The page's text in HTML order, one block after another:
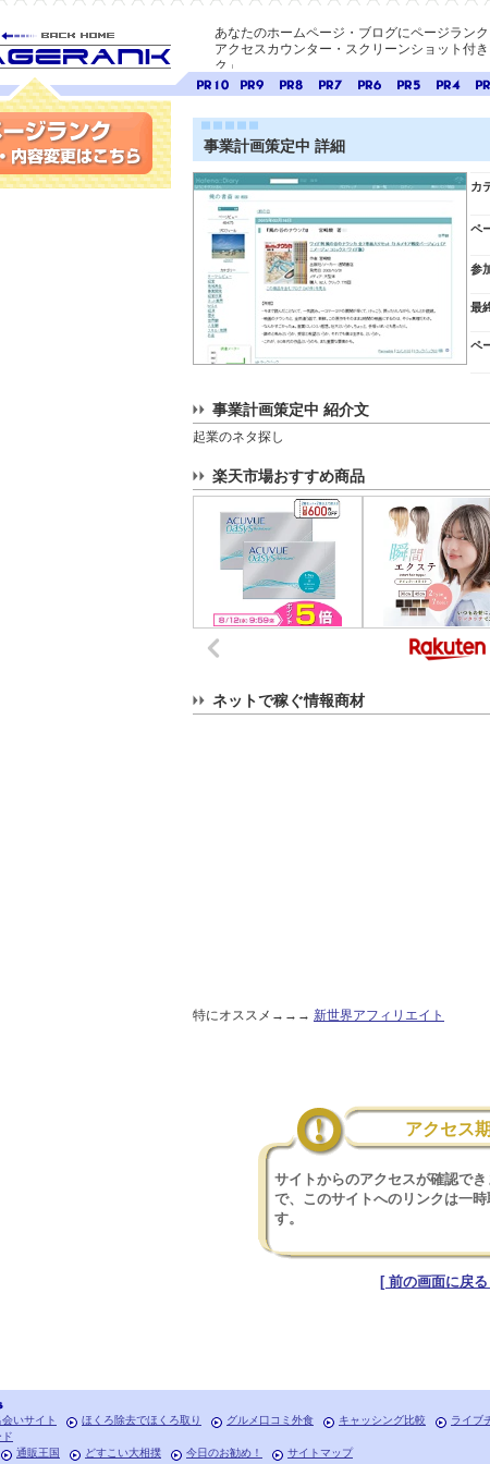
に E-ページ
あなたのホームページ・ブログにページランク
アクセスカウンター・スクリーンショット付
ク」
ランク
10
ランク
9
ランクランクランクランクランクラ
事業計画策定中 詳細
カ
ペ
参
最
ペ
事業計画策定中 紹介文
起業のネタ探し
楽天市場おすすめ商品
ネットで稼ぐ情報商材
特にオススメ→→→ 新世界アフィリエイト
アクセス
サイトからのアクセスが確認で
で、このサイトへのリンクは一
す。
[ 前の画面に戻る
・内容変更
いサイト ほくろ除去でほくろ取り グルメ口コミ外食 キャッシング比較 ライブ
通販王国 どすこい大相撲 今日のお勧め！ サイトマップ